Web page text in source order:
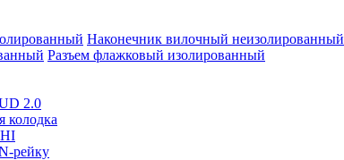
Наконечник вилочный неизолированный
Разъем флажковый изолированный
2.0
колодка
рейку